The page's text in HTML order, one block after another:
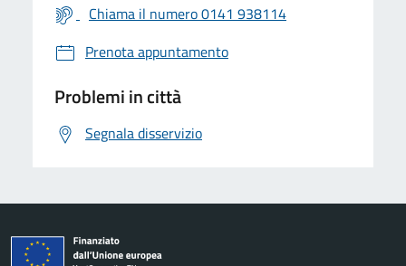
Chiama il numero 0141 938114
Prenota appuntamento
Problemi in città
Segnala disservizio